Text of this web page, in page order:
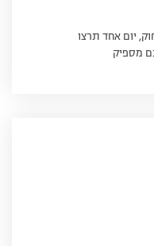
יום אחד תרצו
מספיק